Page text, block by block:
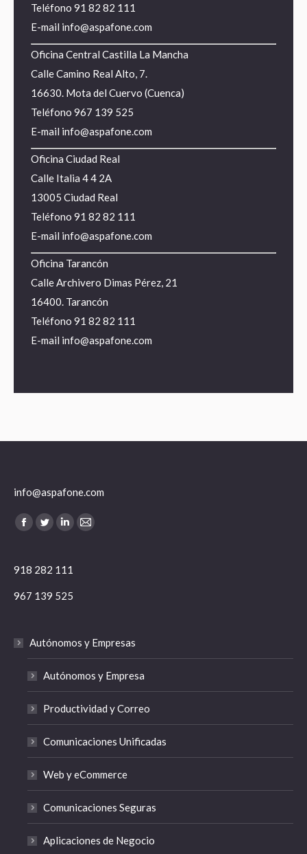
Teléfono 91 82 82 111
E-mail info@aspafone.com
Oficina Central Castilla La Mancha
Calle Camino Real Alto, 7.
16630. Mota del Cuervo (Cuenca)
Teléfono 967 139 525
E-mail info@aspafone.com
Oficina Ciudad Real
Calle Italia 4 4 2A
13005 Ciudad Real
Teléfono 91 82 82 111
E-mail info@aspafone.com
Oficina Tarancón
Calle Archivero Dimas Pérez, 21
16400. Tarancón
Teléfono 91 82 82 111
E-mail info@aspafone.com
info@aspafone.com
Encuéntranos en:
Facebook
TwitterLinkedin
Mail
918 282 111
967 139 525
Autónomos y Empresas
Autónomos y Empresa
Productividad y Correo
Comunicaciones Unificadas
Web y eCommerce
Comunicaciones Seguras
Aplicaciones de Negocio